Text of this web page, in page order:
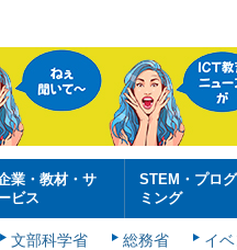
業・教材・サ
ビス
STEM・プロ
ミング
文部科学省 総務省 イベ